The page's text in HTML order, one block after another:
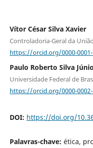
Vítor César Silva Xavier
Controladoria-Geral da
https://orcid.org/0000-0001-
Paulo Roberto Silva
Universidade Federal de
https://orcid.org/0000-0002-
DOI: https://doi.org/
Palavras-chave: ética,